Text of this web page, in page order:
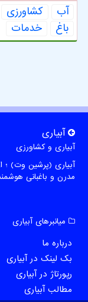
آب كشاورزی
باغ
خدمات
آبیاری
آبیاری و کشاورزی
آبیاری (پرشین وت) ؛
مدرن و باغبانی
میانبرهای آبیاری
درباره ما
بک لینک در آبیاری
رپورتاژ در آبیاری
مطالب آبیاری